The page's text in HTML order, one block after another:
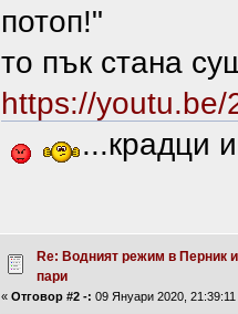
потоп!"
то пък стана
https://youtu.be/
...крадци
Re: Водният режим в Перник
пари
«Отговор #2 -: 09 Януари 2020, 21:39:11